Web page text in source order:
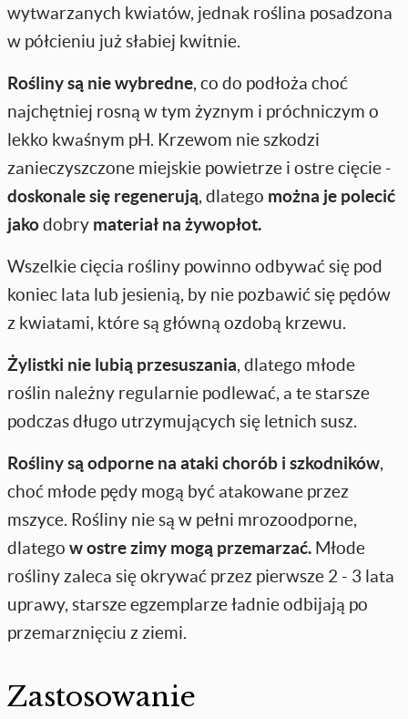
wytwarzanych kwiatów, jednak roślina posadzona
w półcieniu już słabiej kwitnie.
Rośliny są nie wybredne, co do podłoża choć
najchętniej rosną w tym żyznym i próchniczym o
lekko kwaśnym pH. Krzewom nie szkodzi
zanieczyszczone miejskie powietrze i ostre cięcie -
doskonale się regenerują, dlatego można je polecić
jakodobry materiał na żywopłot.
Wszelkie cięcia rośliny powinno odbywać się pod
koniec lata lub jesienią, by nie pozbawić się pędów
z kwiatami, które są główną ozdobą krzewu.
Żylistki nie lubią przesuszania, dlatego młode
roślin należny regularnie podlewać, a te starsze
podczas długo utrzymujących się letnich susz.
Rośliny są odporne na ataki chorób i szkodników,
choć młode pędy mogą być atakowane przez
mszyce. Rośliny nie są w pełni mrozoodporne,
dlatego w ostre zimy mogą przemarzać. Młode
rośliny zaleca się okrywać przez pierwsze 2 - 3 lata
uprawy, starsze egzemplarze ładnie odbijają po
przemarznięciu z ziemi.
Zastosowanie